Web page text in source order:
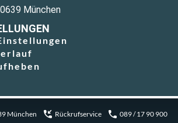
München
München Rückrufservice 089 / 17 90 900